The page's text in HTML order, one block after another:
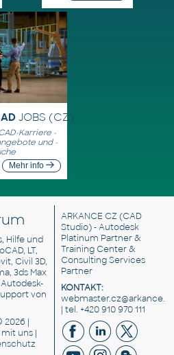
JOBS (CZ)
Karriere -
und -
Mehr info
Hilfe und
LT,
Civil 3D,
3ds Max
von
2026 |
uns |
ARKANCE CZ (CAD
Studio) - Autodesk
Platinum Partner &
Training Center &
Consulting Services
Partner
KONTAKT:
| tel. +420 910 970 111